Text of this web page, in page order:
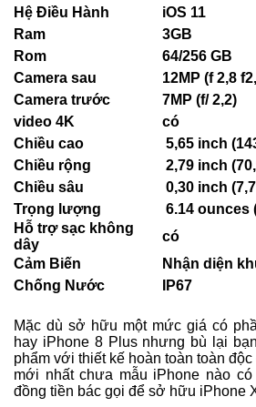
Hệ Điều Hành
iOS 11
Ram
3GB
Rom
64/256 GB
Camera sau
12MP (f 2,8
Camera trước
7MP (f/ 2,2)
video 4K
có
Chiều cao
5,65 inch
Chiều rộng
2,79 inch
Chiều sâu
0,30 inch
Trọng lượng
6.14 ounces
Hỗ trợ sạc không
dây
có
Cảm Biến
Nhận diện
Chống Nước
IP67
Mặc dù sở hữu một mức giá có
hay iPhone 8 Plus nhưng bù lại
phẩm với thiết kế hoàn toàn toàn
mới nhất chưa mẫu iPhone nào
đồng tiền bác gọi để sở hữu iPhone